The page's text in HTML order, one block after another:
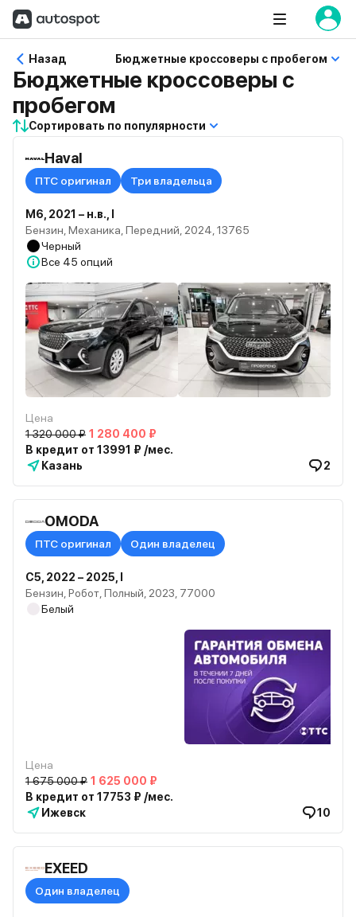
Назад Бюджетные кроссоверы с пробегом
Бюджетные кроссоверы с
пробегом
Сортировать по популярности
Haval
ПТС оригинал Три владельца
M6, 2021 – н.в., I
Бензин, Механика, Передний, 2024, 13765
Черный
Все 45 опций
Цена
1 320 000 ₽ 1 280 400 ₽
В кредит от 13991 ₽ /мес.
Казань
2
OMODA
ПТС оригинал Один владелец
C5, 2022 – 2025, I
Бензин, Робот, Полный, 2023, 77000
Белый
Цена
1 675 000 ₽ 1 625 000 ₽
В кредит от 17753 ₽ /мес.
Ижевск
10
EXEED
Один владелец